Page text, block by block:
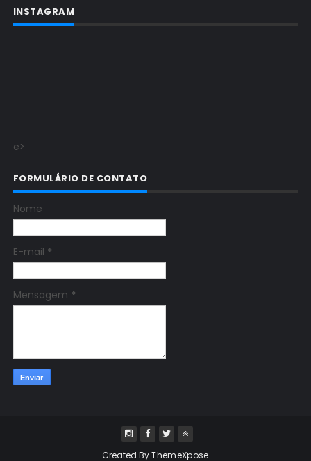
INSTAGRAM
e>
FORMULÁRIO DE CONTATO
Nome
E-mail *
Mensagem *
Created ByThemeXpose